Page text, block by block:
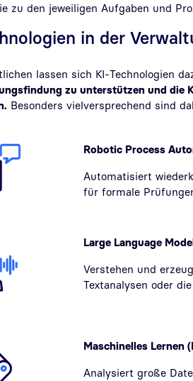
zu den jeweiligen Aufgaben und
in der
lassen sich KI-Technologien
zu unterstützen und die
Besonders vielversprechend sind
Robotic Process
Automatisiert
für formale
Large Language
Verstehen und
Textanalysen oder
Maschinelles Lernen
Analysiert große